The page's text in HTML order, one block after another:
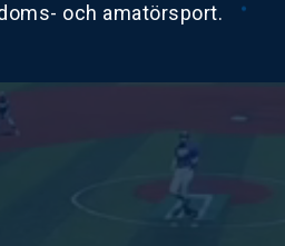
och amatörsport.